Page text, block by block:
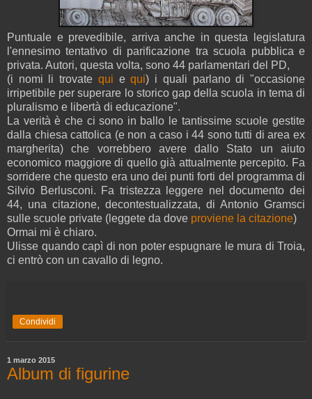
Puntuale e prevedibile, arriva anche in questa legislatura
l'ennesimo tentativo di parificazione tra scuola pubblica e
privata. Autori, questa volta, sono 44 parlamentari del PD,
(i nomi li trovate qui equi) i quali parlano di "occasione
irripetibile per superare lo storico gap della scuola in tema di
pluralismo e libertà di educazione".
La verità è che ci sono in ballo le tantissime scuole gestite
dalla chiesa cattolica (e non a caso i 44 sono tutti di area ex
margherita) che vorrebbero avere dallo Stato un aiuto
economico maggiore di quello già attualmente percepito. Fa
sorridere che questo era uno dei punti forti del programma di
Silvio Berlusconi. Fa tristezza leggere nel documento dei
44, una citazione, decontestualizzata, di Antonio Gramsci
sulle scuole private (leggete da dove proviene la citazione)
Ormai mi è chiaro.
Ulisse quando capì di non poter espugnare le mura di Troia,
ci entrò con un cavallo di legno.
Condividi
1 marzo 2015
Album di figurine